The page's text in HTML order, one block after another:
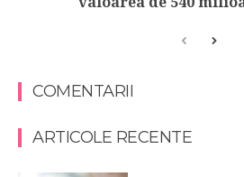
COMENTARII
ARTICOLE RECENTE